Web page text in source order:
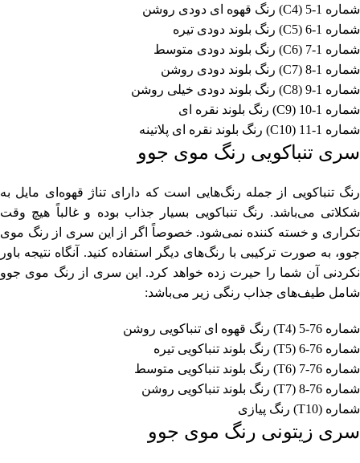
شماره 1-5 (C4) رنگ قهوه ای دودی روشن
شماره 1-6 (C5) رنگ بلوند دودی تیره
شماره 1-7 (C6) رنگ بلوند دودی متوسط
شماره 1-8 (C7) رنگ بلوند دودی روشن
شماره 1-9 (C8) رنگ بلوند دودی خیلی روشن
شماره 1-10 (C9) رنگ بلوند نقره ای
شماره 1-11 (C10) رنگ بلوند نقره ای پلاتینه
سری تنباکویی رنگ موی جوو
رنگ تنباکویی از جمله رنگ‌هایی است که دارای تناژ قهوه‌ای مایل به
شکلاتی می‌باشد. رنگ تنباکویی بسیار جذاب بوده و غالباً هیچ وقت
تکراری و خسته کننده نمی‌شود. خصوصاً اگر از این سری از رنگ موی
جوو، به صورت ترکیبی با رنگ‌های دیگر استفاده کنید. آنگاه نتیجه باور
نکردنی آن شما را حیرت زده خواهد کرد. این سری از رنگ موی جوو
شامل طیف‌های جذاب رنگی زیر می‌باشد:
شماره 76-5 (T4) رنگ قهوه ای تنباکویی روشن
شماره 76-6 (T5) رنگ بلوند تنباکویی تیره
شماره 76-7 (T6) رنگ بلوند تنباکویی متوسط
شماره 76-8 (T7) رنگ بلوند تنباکویی روشن
شماره (T10) رنگ پیازی
سری زیتونی رنگ موی جوو